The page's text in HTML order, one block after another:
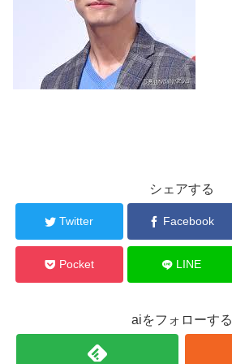
シェアする
Twitter Facebook
Pocket LINE
aiをフォローする